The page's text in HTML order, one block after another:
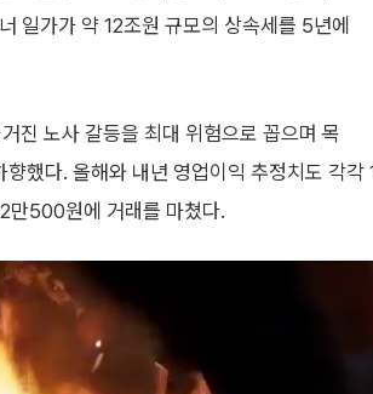
일가가 약 12조원 규모의 상속세를 5년에
진 노사 갈등을 최대 위험으로 꼽으며 목
했다. 올해와 내년 영업이익 추정치도 각각
만500원에 거래를 마쳤다.